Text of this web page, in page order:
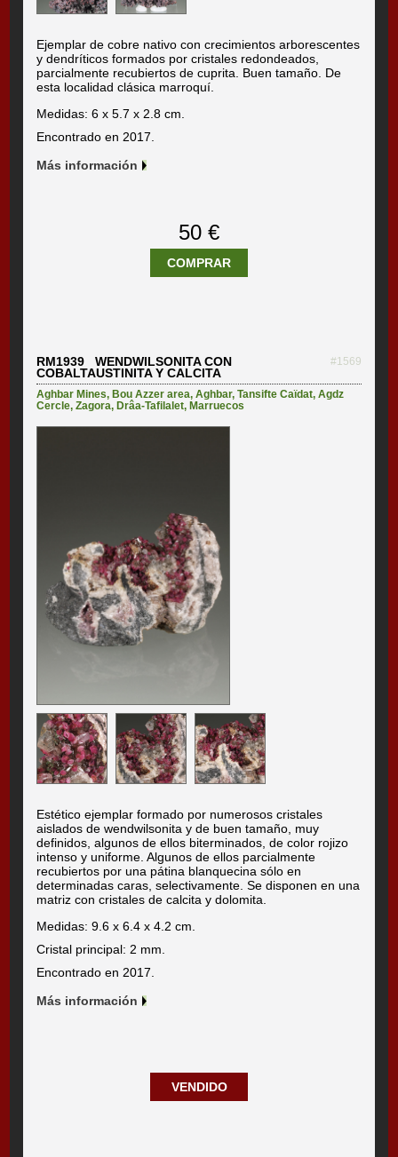
Ejemplar de cobre nativo con crecimientos arborescentes
y dendríticos formados por cristales redondeados,
parcialmente recubiertos de cuprita. Buen tamaño. De
esta localidad clásica marroquí.
Medidas: 6 x 5.7 x 2.8 cm.
Encontrado en 2017.
Más información
50 €
COMPRAR
RM1939 WENDWILSONITA CON
COBALTAUSTINITA Y CALCITA
#1569
Aghbar Mines,Bou Azzer area,Aghbar,Tansifte Caïdat,Agdz
Cercle,Zagora,Drâa-Tafilalet,Marruecos
Estético ejemplar formado por numerosos cristales
aislados de wendwilsonita y de buen tamaño, muy
definidos, algunos de ellos biterminados, de color rojizo
intenso y uniforme. Algunos de ellos parcialmente
recubiertos por una pátina blanquecina sólo en
determinadas caras, selectivamente. Se disponen en una
matriz con cristales de calcita y dolomita.
Medidas: 9.6 x 6.4 x 4.2 cm.
Cristal principal: 2 mm.
Encontrado en 2017.
Más información
VENDIDO